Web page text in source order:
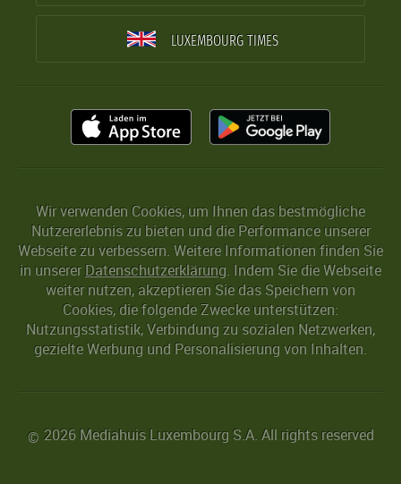
LUXEMBOURG TIMES
Wir verwenden Cookies, um Ihnen das bestmögliche
Nutzererlebnis zu bieten und die Performance unserer
Webseite zu verbessern. Weitere Informationen finden Sie
in unserer Datenschutzerklärung. Indem Sie die Webseite
weiter nutzen, akzeptieren Sie das Speichern von
Cookies, die folgende Zwecke unterstützen:
Nutzungsstatistik, Verbindung zu sozialen Netzwerken,
gezielte Werbung und Personalisierung von Inhalten.
© 2026 Mediahuis Luxembourg S.A. All rights reserved